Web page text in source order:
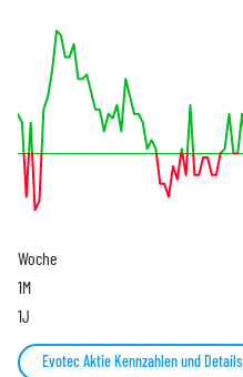
Woche
1M
1J
Evotec Aktie Kennzahlen und Details